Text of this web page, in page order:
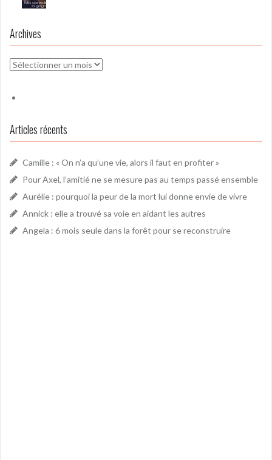
Archives
Archives
Articles récents
Camille : « On n’a qu’une vie, alors il faut en profiter »
Pour Axel, l’amitié ne se mesure pas au temps passé ensemble
Aurélie : pourquoi la peur de la mort lui donne envie de vivre
Annick : elle a trouvé sa voie en aidant les autres
Angela : 6 mois seule dans la forêt pour se reconstruire